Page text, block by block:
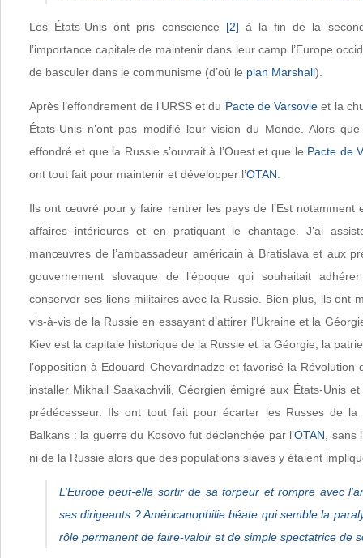
Les États-Unis ont pris conscience [2] à la fin de la
l’importance capitale de maintenir dans leur camp l’Europe
de basculer dans le communisme (d’où le plan Marshall).
Après l’effondrement de l’URSS et du Pacte de Varsovie et la
États-Unis n’ont pas modifié leur vision du Monde. Alors
effondré et que la Russie s’ouvrait à l’Ouest et que le Pacte de
ont tout fait pour maintenir et développer l’OTAN
Ils ont œuvré pour y faire rentrer les pays de l’Est notamment
affaires intérieures et en pratiquant le chantage. J’ai
manœuvres de l’ambassadeur américain à Bratislava et aux
gouvernement slovaque de l’époque qui souhaitait
conserver ses liens militaires avec la Russie. Bien plus, ils ont
vis-à-vis de la Russie en essayant d’attirer l’Ukraine et la
Kiev est la capitale historique de la Russie et la Géorgie, la
l’opposition à Edouard Chevardnadze et favorisé la
installer Mikhail Saakachvili, Géorgien émigré aux États-Unis
prédécesseur. Ils ont tout fait pour écarter les Russes de la
Balkans : la guerre du Kosovo fut déclenchée par l’OTAN , sans
ni de la Russie alors que des populations slaves y étaient
L’Europe peut-elle sortir de sa torpeur et rompre avec
ses dirigeants ? Américanophilie béate qui semble la
rôle permanent de faire-valoir et de simple spectatrice de